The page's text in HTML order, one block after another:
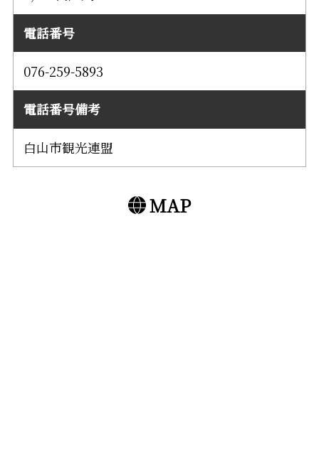
電話番号
076-259-5893
電話番号備考
白山市観光連盟
MAP